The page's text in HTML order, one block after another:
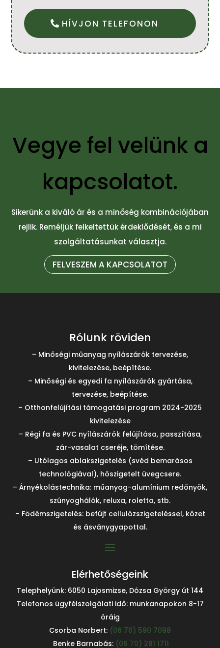
HÍVJON TELEFONON
Vegye fel velünk a
kapcsolatot.
Sikerünk a kiváló ár és a minőség kombinációjában
rejlik. Reméljük felkeltettük érdeklődését, és a mi
szolgáltatásunkat választja.
FELVESZEM A KAPCSOLATOT
Rólunk röviden
– Minőségi műanyag nyílászárók tervezése,
kivitelezése, beépítése.
– Minőségi és egyedi fa nyílászárók gyártása,
tervezése, beépítése.
– Otthonfelújítási támogatási program 2024-2025
kivitelezése
– Régi fa és PVC nyílászárók felújítása, passzítása,
zár-vasalat cseréje, tömítése.
– Utólagos ablakszigetelés (svéd bemarásos
technológiával), hőszigetelt üvegcsere.
– Árnyékolástechnika: műanyag-alumínium redőnyök,
szúnyoghálók, reluxa, roletta, stb.
– Födémszigetelés: befújt cellulózszigeteléssel, kőzet
és ásványgyapottal.
Elérhetőségeink
Telephelyünk: 6050 Lajosmizse, Dózsa György út 144
Telefonos ügyfélszolgálati idő: munkanapokon 8-17
óráig
Csorba Norbert: (06 70) 590 7098
Benke Barnabás: (06 70) 281 1711